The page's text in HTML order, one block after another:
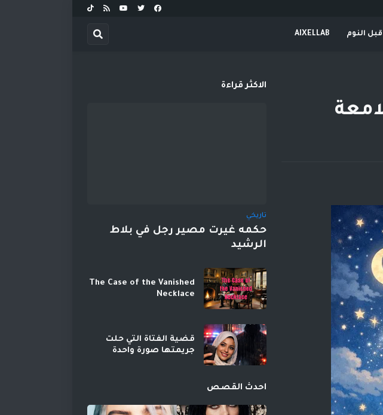
النوم AIXELLAB
الاكثر قراءة
تاريخي
حكمه غيرت مصير رجل في بلاط
الرشيد
The Case of the Vanished
Necklace
قضية الفتاة التي حلت
جريمتها صورة واحدة
احدث القصص